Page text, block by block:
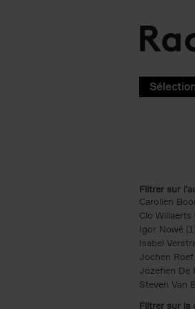
Filtrer sur
Carolien
Clo Willaerts
Igor Nowé (1)
Isabel
Jochen Roef
Jozefien De
Steven Van
Filtrer sur la